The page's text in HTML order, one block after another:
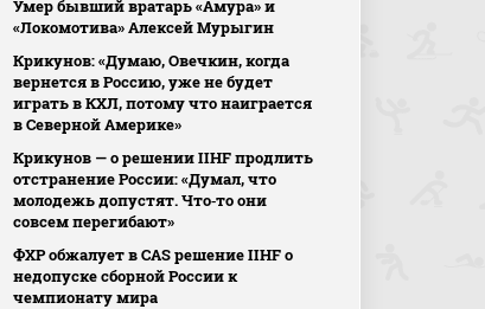
Умер бывший вратарь «Амура» и
«Локомотива» Алексей Мурыгин
Крикунов: «Думаю, Овечкин, когда
вернется в Россию, уже не будет
играть в КХЛ, потому что наиграется
в Северной Америке»
Крикунов — о решении IIHF продлить
отстранение России: «Думал, что
молодежь допустят. Что‑то они
совсем перегибают»
ФХР обжалует в CAS решение IIHF о
недопуске сборной России к
чемпионату мира